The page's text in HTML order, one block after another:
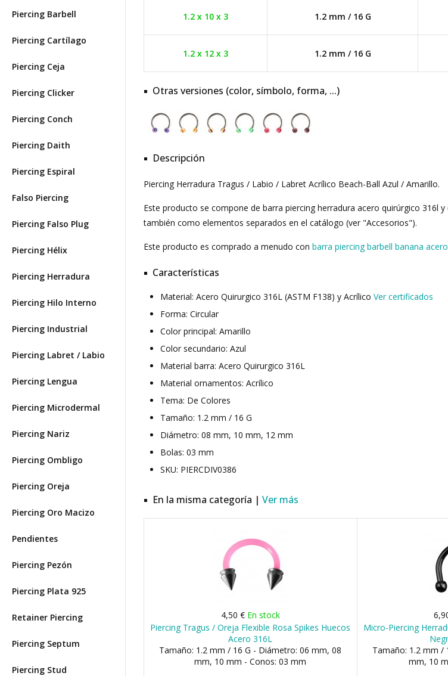
Piercing Barbell
Piercing Cartílago
Piercing Ceja
Piercing Clicker
Piercing Conch
Piercing Daith
Piercing Espiral
Falso Piercing
Piercing Falso Plug
Piercing Hélix
Piercing Herradura
Piercing Hilo Interno
Piercing Industrial
Piercing Labret / Labio
Piercing Lengua
Piercing Microdermal
Piercing Nariz
Piercing Ombligo
Piercing Oreja
Piercing Oro Macizo
Pendientes
Piercing Pezón
Piercing Plata 925
Retainer Piercing
Piercing Septum
Piercing Stud
1.2 x 10 x 3 1.2 mm / 16 G
1.2 x 12 x 3 1.2 mm / 16 G
Otras versiones (color, símbolo, forma, ...)
Descripción
Piercing Herradura Tragus / Labio / Labret Acrílico Beach-Ball Azul / Amarillo.
Este producto se compone de barra piercing herradura acero quirúrgico 316l
también como elementos separados en el catálogo (ver "Accesorios").
Este producto es comprado a menudo con barra piercing barbell banana
Características
Material: Acero Quirurgico 316L (ASTM F138) y Acrílico Ver certificados
Forma: Circular
Color principal: Amarillo
Color secundario: Azul
Material barra: Acero Quirurgico 316L
Material ornamentos: Acrílico
Tema: De Colores
Tamaño: 1.2 mm / 16 G
Diámetro: 08 mm, 10 mm, 12 mm
Bolas: 03 mm
SKU: PIERCDIV0386
En la misma categoría | Ver más
4,50 € En stock
Piercing Tragus / Oreja Flexible Rosa Spikes Huecos
Acero 316L
Tamaño: 1.2 mm / 16 G - Diámetro: 06 mm, 08
mm, 10 mm - Conos: 03 mm
Micro-Piercing
Tamaño: 1.2 mm /
mm, 10